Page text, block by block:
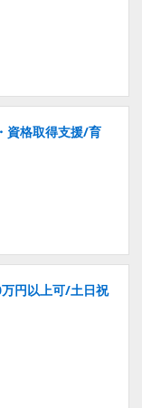
資格取得支援/育
円以上可/土日祝